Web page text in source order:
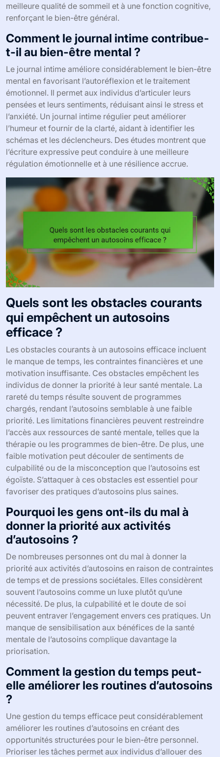
meilleure qualité de sommeil et à une fonction cognitive,
renforçant le bien-être général.
Comment le journal intime contribue-
t-il au bien-être mental ?
Le journal intime améliore considérablement le bien-être
mental en favorisant l’autoréflexion et le traitement
émotionnel. Il permet aux individus d’articuler leurs
pensées et leurs sentiments, réduisant ainsi le stress et
l’anxiété. Un journal intime régulier peut améliorer
l’humeur et fournir de la clarté, aidant à identifier les
schémas et les déclencheurs. Des études montrent que
l’écriture expressive peut conduire à une meilleure
régulation émotionnelle et à une résilience accrue.
Quels sont les obstacles courants
qui empêchent un autosoins
efficace ?
Les obstacles courants à un autosoins efficace incluent
le manque de temps, les contraintes financières et une
motivation insuffisante. Ces obstacles empêchent les
individus de donner la priorité à leur santé mentale. La
rareté du temps résulte souvent de programmes
chargés, rendant l’autosoins semblable à une faible
priorité. Les limitations financières peuvent restreindre
l’accès aux ressources de santé mentale, telles que la
thérapie ou les programmes de bien-être. De plus, une
faible motivation peut découler de sentiments de
culpabilité ou de la misconception que l’autosoins est
égoïste. S’attaquer à ces obstacles est essentiel pour
favoriser des pratiques d’autosoins plus saines.
Pourquoi les gens ont-ils du mal à
donner la priorité aux activités
d’autosoins ?
De nombreuses personnes ont du mal à donner la
priorité aux activités d’autosoins en raison de contraintes
de temps et de pressions sociétales. Elles considèrent
souvent l’autosoins comme un luxe plutôt qu’une
nécessité. De plus, la culpabilité et le doute de soi
peuvent entraver l’engagement envers ces pratiques. Un
manque de sensibilisation aux bénéfices de la santé
mentale de l’autosoins complique davantage la
priorisation.
Comment la gestion du temps peut-
elle améliorer les routines d’autosoins
?
Une gestion du temps efficace peut considérablement
améliorer les routines d’autosoins en créant des
opportunités structurées pour le bien-être personnel.
Prioriser les tâches permet aux individus d’allouer des